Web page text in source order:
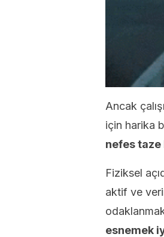
Ancak
için harika
nefes taze
Fiziksel
aktif ve
esnemek